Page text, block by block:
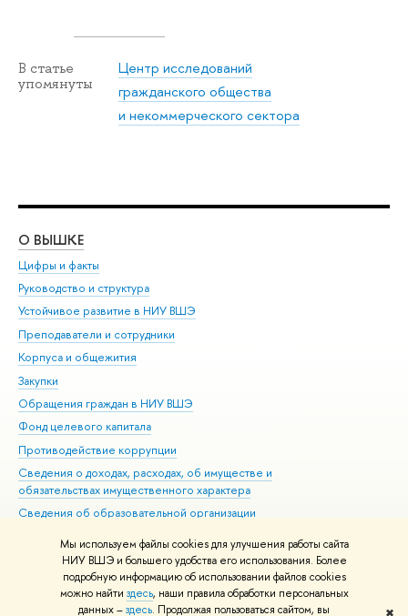
Мы используем файлы cookies для улучшения работы сайта
НИУ ВШЭ и большего удобства его использования. Более
подробную информацию об использовании файлов cookies
можно найти здесь, наши правила обработки персональных
данных –здесь. Продолжая пользоваться сайтом, вы
В статье
упомянуты
Центр исследований
гражданского общества
и некоммерческого сектора
О ВЫШКЕ
Цифры и факты
Руководство и структура
Устойчивое развитие в НИУ ВШЭ
Преподаватели и сотрудники
Корпуса и общежития
Закупки
Обращения граждан в НИУ ВШЭ
Фонд целевого капитала
Противодействие коррупции
Сведения о доходах, расходах, об имуществе и
обязательствах имущественного характера
Сведения об образовательной организации
Людям с ограниченными возможностями здоровья
Единая платежная страница
Работа в Вышке